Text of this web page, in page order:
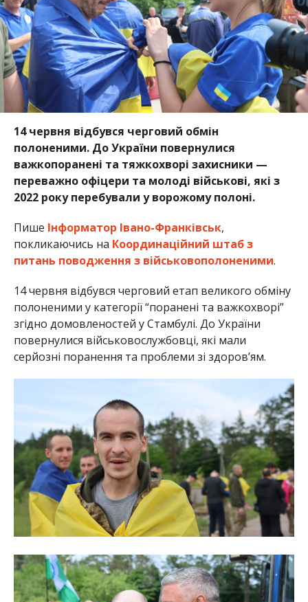
14 червня відбувся черговий обмін
полоненими. До України повернулися
важкопоранені та тяжкохворі захисники —
переважно офіцери та молоді військові, які з
2022 року перебували у ворожому полоні.
Пише Інформатор Івано-Франківськ,
покликаючись на Координаційний штаб з
питань поводження з військовополоненими.
14 червня відбувся черговий етап великого обміну
полоненими у категорії “поранені та важкохворі”
згідно домовленостей у Стамбулі. До України
повернулися військовослужбовці, які мали
серйозні поранення та проблеми зі здоров’ям.